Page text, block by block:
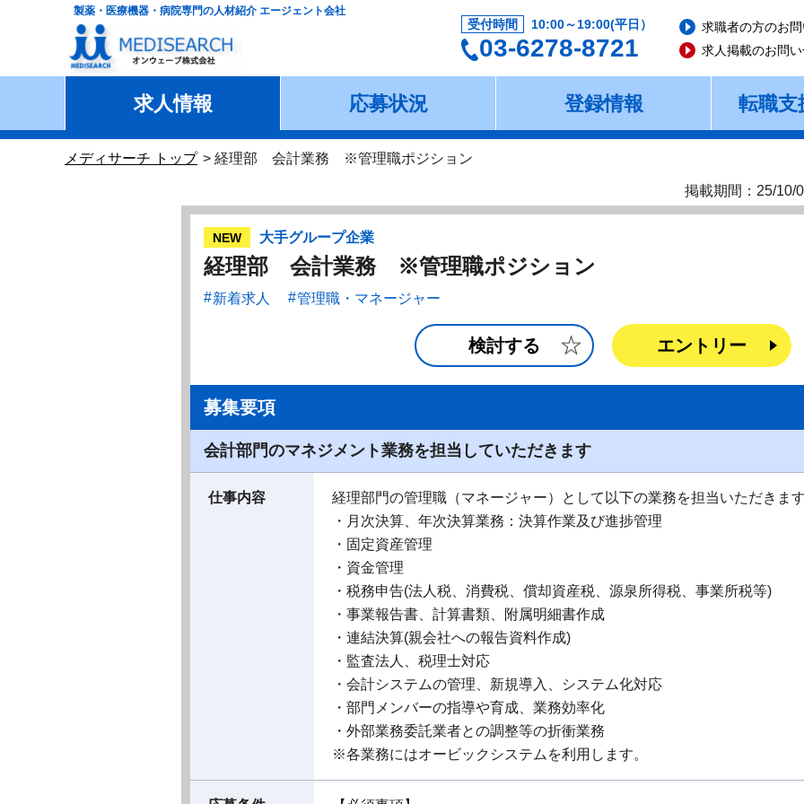
製薬・医療機器・病院専門の人材紹介 エージェント会社
受付時間 10:00～19:00(平日）
03-6278-8721
求職者の方のお
求人掲載のお問
求人情報 応募状況 登録情報 転職支
メディサーチ トップ 経理部 会計業務 ※管理職ポジション
掲載期間：25/
NEW 大手グループ企業
経理部 会計業務 ※管理職ポジション
新着求人 管理職・マネージャー
検討する エントリー
募集要項
会計部門のマネジメント業務を担当していただきます
仕事内容
経理部門の管理職（マネージャー）として以下の業務を担当いただきま
・月次決算、年次決算業務：決算作業及び進捗管理
・固定資産管理
・資金管理
・税務申告(法人税、消費税、償却資産税、源泉所得税、事業所税等)
・事業報告書、計算書類、附属明細書作成
・連結決算(親会社への報告資料作成)
・監査法人、税理士対応
・会計システムの管理、新規導入、システム化対応
・部門メンバーの指導や育成、業務効率化
・外部業務委託業者との調整等の折衝業務
※各業務にはオービックシステムを利用します。